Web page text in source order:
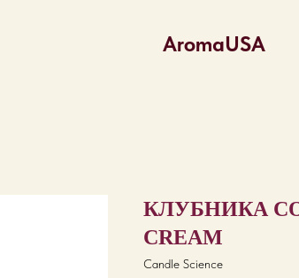
AromaUSA
КЛУБНИКА СО
CREAM
Candle Science